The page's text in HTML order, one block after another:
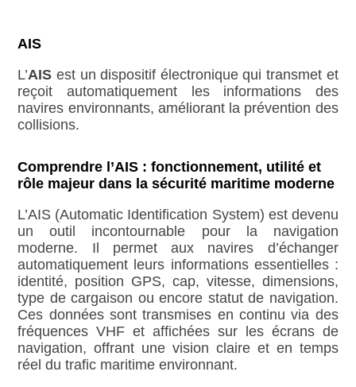
AIS
L’AIS est un dispositif électronique qui transmet et
reçoit automatiquement les informations des
navires environnants, améliorant la prévention des
collisions.
Comprendre l’AIS : fonctionnement, utilité et
rôle majeur dans la sécurité maritime moderne
L’AIS (Automatic Identification System) est devenu
un outil incontournable pour la navigation
moderne. Il permet aux navires d’échanger
automatiquement leurs informations essentielles :
identité, position GPS, cap, vitesse, dimensions,
type de cargaison ou encore statut de navigation.
Ces données sont transmises en continu via des
fréquences VHF et affichées sur les écrans de
navigation, offrant une vision claire et en temps
réel du trafic maritime environnant.